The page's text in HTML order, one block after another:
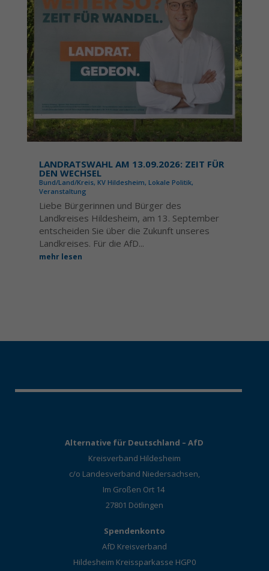
LANDRATSWAHL AM 13.09.2026: ZEIT FÜR
DEN WECHSEL
Bund/Land/Kreis, KV Hildesheim, Lokale Politik,
Veranstaltung
Liebe Bürgerinnen und Bürger des
Landkreises Hildesheim, am 13. September
entscheiden Sie über die Zukunft unseres
Landkreises. Für die AfD...
mehr lesen
Alternative für Deutschland – AfD
Kreisverband Hildesheim
c/o Landesverband Niedersachsen,
Im Großen Ort 14
27801 Dötlingen
Spendenkonto
AfD Kreisverband
Hildesheim Kreissparkasse HGP0